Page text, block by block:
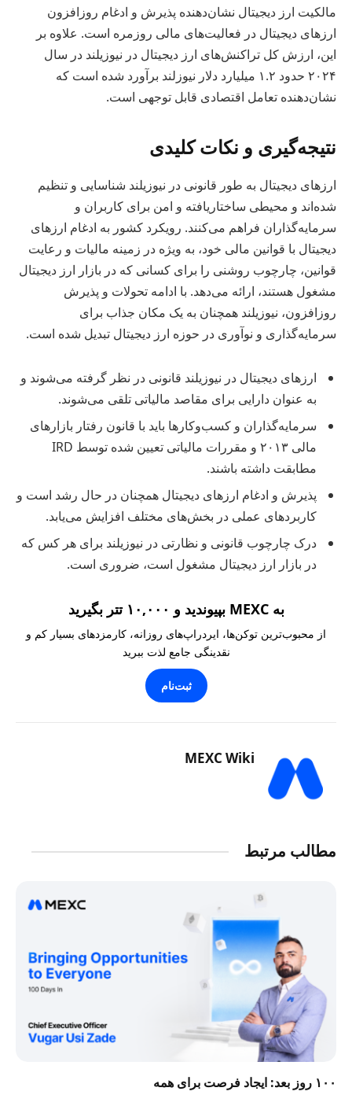
مالکیت ارز دیجیتال نشان‌دهنده پذیرش و ادغام روزافزون
ارزهای دیجیتال در فعالیت‌های مالی روزمره است. علاوه بر
این، ارزش کل تراکنش‌های ارز دیجیتال در نیوزیلند در سال
۲۰۲۴ حدود ۱.۲ میلیارد دلار نیوزلند برآورد شده است که
نشان‌دهنده تعامل اقتصادی قابل توجهی است.
نتیجه‌گیری و نکات کلیدی
ارزهای دیجیتال به طور قانونی در نیوزیلند شناسایی و تنظیم
شده‌اند و محیطی ساختاریافته و امن برای کاربران و
سرمایه‌گذاران فراهم می‌کنند. رویکرد کشور به ادغام ارزهای
دیجیتال با قوانین مالی خود، به ویژه در زمینه مالیات و رعایت
قوانین، چارچوب روشنی را برای کسانی که در بازار ارز دیجیتال
مشغول هستند، ارائه می‌دهد. با ادامه تحولات و پذیرش
روزافزون، نیوزیلند همچنان به یک مکان جذاب برای
سرمایه‌گذاری و نوآوری در حوزه ارز دیجیتال تبدیل شده است.
ارزهای دیجیتال در نیوزیلند قانونی در نظر گرفته می‌شوند و
به عنوان دارایی برای مقاصد مالیاتی تلقی می‌شوند.
سرمایه‌گذاران و کسب‌وکارها باید با قانون رفتار بازارهای
مالی ۲۰۱۳ و مقررات مالیاتی تعیین شده توسط IRD
مطابقت داشته باشند.
پذیرش و ادغام ارزهای دیجیتال همچنان در حال رشد است و
کاربردهای عملی در بخش‌های مختلف افزایش می‌یابد.
درک چارچوب قانونی و نظارتی در نیوزیلند برای هر کس که
در بازار ارز دیجیتال مشغول است، ضروری است.
به MEXC بپیوندید و ۱۰,۰۰۰ تتر بگیرید
از محبوب‌ترین توکن‌ها، ایردراپ‌های روزانه، کارمزدهای بسیار کم و
نقدینگی جامع لذت ببرید
ثبت‌نام
MEXC Wiki
مطالب مرتبط
۱۰۰ روز بعد: ایجاد فرصت برای همه